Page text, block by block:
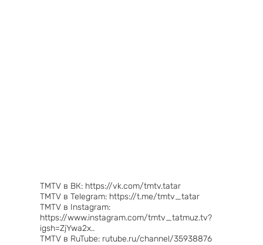
TMTV в ВК: https://vk.com/tmtv.tatar
TMTV в Telegram: https://t.me/tmtv_tatar
TMTV в Instagram:
https://www.instagram.com/tmtv_tatmuz.tv?
igsh=ZjYwa2x..
TMTV в RuTube: rutube.ru/channel/35938876